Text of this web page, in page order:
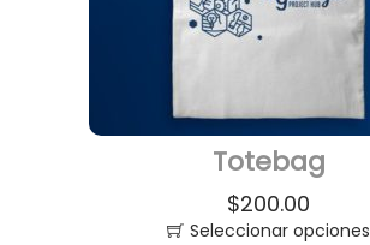
Totebag
$200.00
Seleccionar opciones